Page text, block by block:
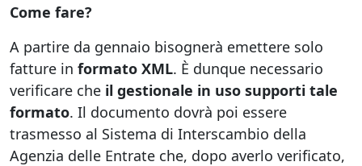
Come fare?
A partire da gennaio bisognerà emettere solo
fatture in formato XML. È dunque necessario
verificare che il gestionale in uso supporti tale
formato. Il documento dovrà poi essere
trasmesso al Sistema di Interscambio della
Agenzia delle Entrate che, dopo averlo verificato,